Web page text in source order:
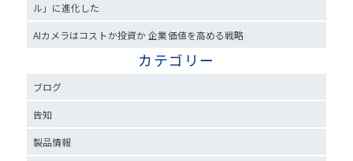
ル」に進化した
AIカメラはコストか投資か 企業価値を高める戦略
カテゴリー
ブログ
告知
製品情報